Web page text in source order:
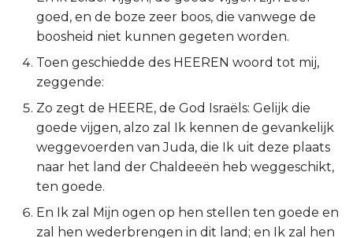
Filipenzen
Kolossenzen
1 Thessalonicenzen
2 Thessalonicenzen
1 Timótheüs
2 Timótheüs
goed, en de boze zeer boos, die vanwege de
boosheid niet kunnen gegeten worden.
Toen geschiedde des HEEREN woord tot mij,
zeggende:
Zo zegt de HEERE, de God Israëls: Gelijk die
goede vijgen, alzo zal Ik kennen de gevankelijk
weggevoerden van Juda, die Ik uit deze plaats
naar het land der Chaldeeën heb weggeschikt,
ten goede.
En Ik zal Mijn ogen op hen stellen ten goede en
zal hen wederbrengen in dit land; en Ik zal hen